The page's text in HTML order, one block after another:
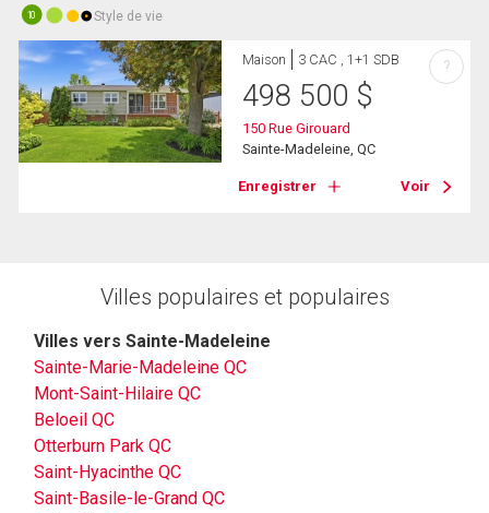
10 Style de vie
Maison 3 CAC , 1+1 SDB
498 500 $
150 Rue Girouard
Sainte-Madeleine, QC
Enregistrer Voir
?
Villes populaires et populaires
Villes vers Sainte-Madeleine
Sainte-Marie-Madeleine QC
Mont-Saint-Hilaire QC
Beloeil QC
Otterburn Park QC
Saint-Hyacinthe QC
Saint-Basile-le-Grand QC